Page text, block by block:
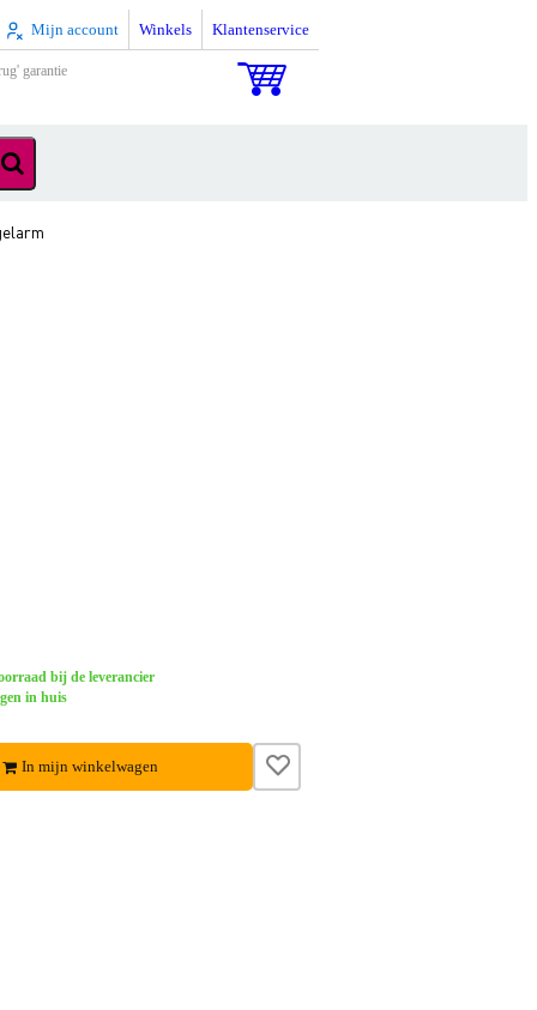
Mijn account Winkels Klantenservice
garantie
bij de leverancier
in huis
In mijn winkelwagen